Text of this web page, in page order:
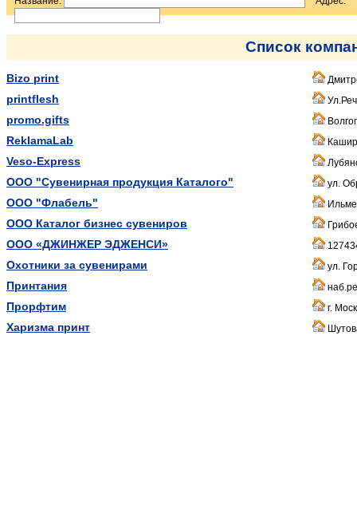
Список
Bizo print
printflesh
promo.gifts
ReklamaLab
Veso-Express
ООО "Сувенирная продукция Каталого" ул.
ООО "Флабель"
ООО Каталог бизнес сувениров
ООО «ДЖИНЖЕР ЭДЖЕНСИ»
Охотники за сувенирами ул.
Принтания
Прорфтим г.
Харизма принт